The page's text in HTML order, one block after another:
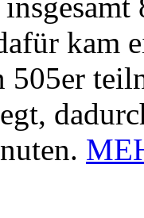
kam
505er